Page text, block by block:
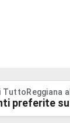
TuttoReggiana
preferite